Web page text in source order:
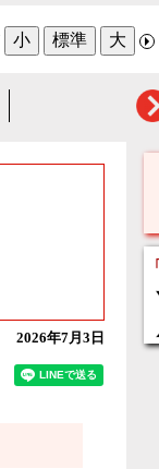
小 標準 大
2026年7月3日